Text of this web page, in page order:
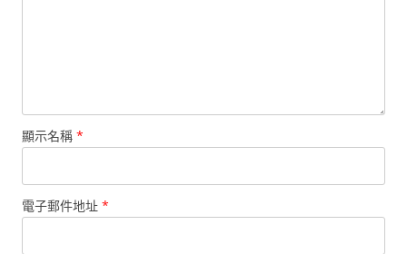
顯示名稱 *
電子郵件地址 *